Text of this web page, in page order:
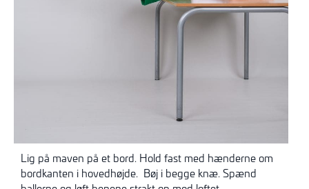
Lig på maven på et bord. Hold fast med hænderne om
bordkanten i hovedhøjde. Bøj i begge knæ. Spænd